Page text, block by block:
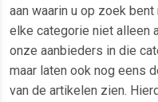
aan waarin u op zoek
elke categorie niet alleen
onze aanbieders in die
maar laten ook nog eens
van de artikelen zien.